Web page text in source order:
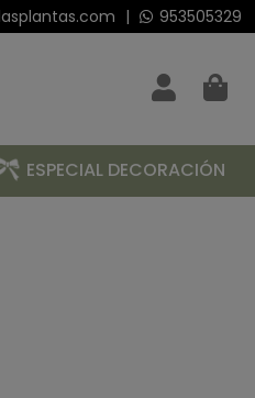
| 953505329
ESPECIAL DECORACIÓN